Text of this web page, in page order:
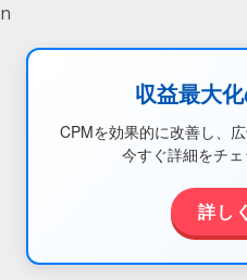
n
収益最大
CPMを効果的に改善し、
今すぐ詳細をチェ
詳し